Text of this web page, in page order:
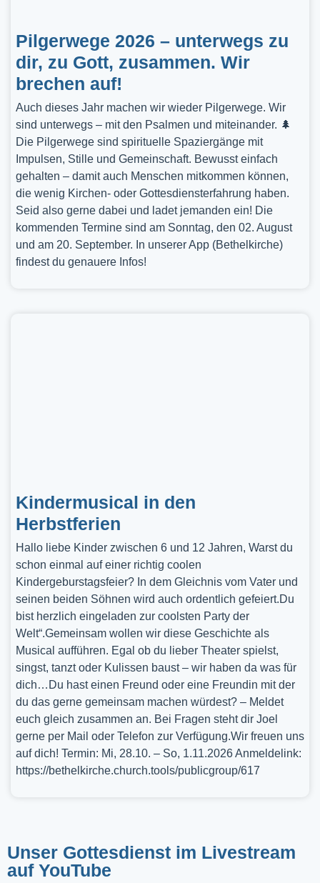
Pilgerwege 2026 – unterwegs zu
dir, zu Gott, zusammen. Wir
brechen auf!
Auch dieses Jahr machen wir wieder Pilgerwege. Wir
sind unterwegs – mit den Psalmen und miteinander. 🌲
Die Pilgerwege sind spirituelle Spaziergänge mit
Impulsen, Stille und Gemeinschaft. Bewusst einfach
gehalten – damit auch Menschen mitkommen können,
die wenig Kirchen- oder Gottesdiensterfahrung haben.
Seid also gerne dabei und ladet jemanden ein! Die
kommenden Termine sind am Sonntag, den 02. August
und am 20. September. In unserer App (Bethelkirche)
findest du genauere Infos!
Kindermusical in den
Herbstferien
Hallo liebe Kinder zwischen 6 und 12 Jahren, Warst du
schon einmal auf einer richtig coolen
Kindergeburstagsfeier? In dem Gleichnis vom Vater und
seinen beiden Söhnen wird auch ordentlich gefeiert.Du
bist herzlich eingeladen zur coolsten Party der
Welt“.Gemeinsam wollen wir diese Geschichte als
Musical aufführen. Egal ob du lieber Theater spielst,
singst, tanzt oder Kulissen baust – wir haben da was für
dich…Du hast einen Freund oder eine Freundin mit der
du das gerne gemeinsam machen würdest? – Meldet
euch gleich zusammen an. Bei Fragen steht dir Joel
gerne per Mail oder Telefon zur Verfügung.Wir freuen uns
auf dich! Termin: Mi, 28.10. – So, 1.11.2026 Anmeldelink:
https://bethelkirche.church.tools/publicgroup/617
Unser Gottesdienst im Livestream
auf YouTube